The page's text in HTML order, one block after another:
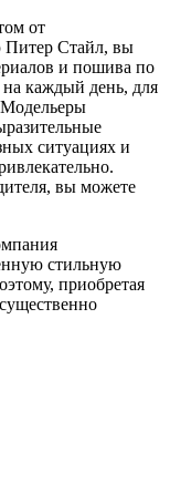
от
Питер Стайл, вы
и пошива по
каждый день, для
ситуациях и
вы можете
стильную
приобретая